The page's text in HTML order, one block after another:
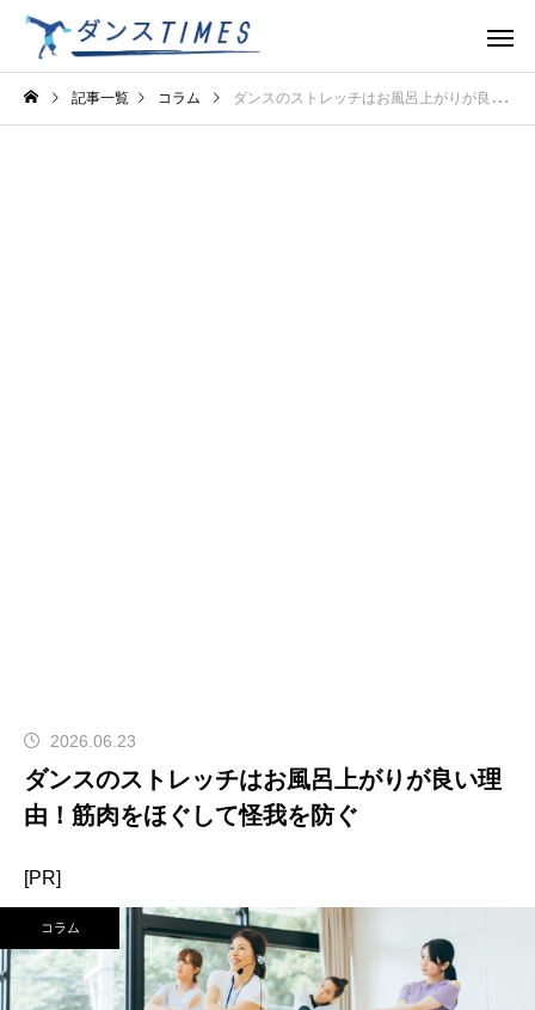
記事一覧 コラム ダンスのストレッチはお風呂上がりが良い理由！筋肉をほぐして怪我を防ぐ
2026.06.23
ダンスのストレッチはお風呂上がりが良い理
由！筋肉をほぐして怪我を防ぐ
[PR]
コラム